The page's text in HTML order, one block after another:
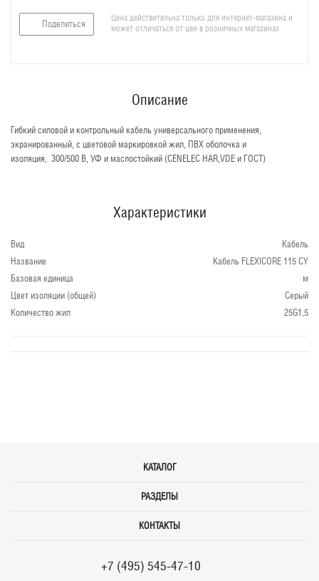
Поделиться
Цена действительна только для интернет-магазина и
может отличаться от цен в розничных магазинах
Описание
Гибкий силовой и контрольный кабель универсального применения,
экранированный, с цветовой маркировкой жил, ПВХ оболочка и
изоляция, 300/500 В, УФ и маслостойкий (CENELEC HAR,VDE и ГОСТ)
Характеристики
Вид
Кабель
Название
Кабель FLEXICORE 115 CY
Базовая единица
м
Цвет изоляции (общей)
Серый
Количество жил
25G1,5
КАТАЛОГ
РАЗДЕЛЫ
КОНТАКТЫ
+7 (495) 545-47-10